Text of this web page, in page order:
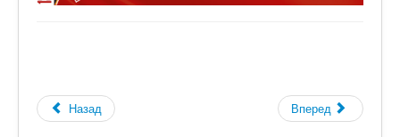
Назад Вперед